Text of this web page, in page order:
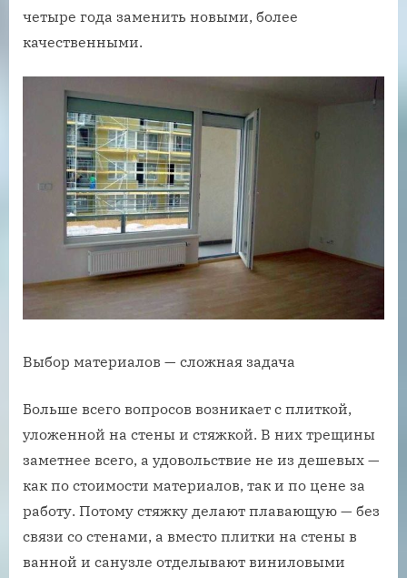
четыре года заменить новыми, более
качественными.
Выбор материалов — сложная задача
Больше всего вопросов возникает с плиткой,
уложенной на стены и стяжкой. В них трещины
заметнее всего, а удовольствие не из дешевых —
как по стоимости материалов, так и по цене за
работу. Потому стяжку делают плавающую — без
связи со стенами, а вместо плитки на стены в
ванной и санузле отделывают виниловыми